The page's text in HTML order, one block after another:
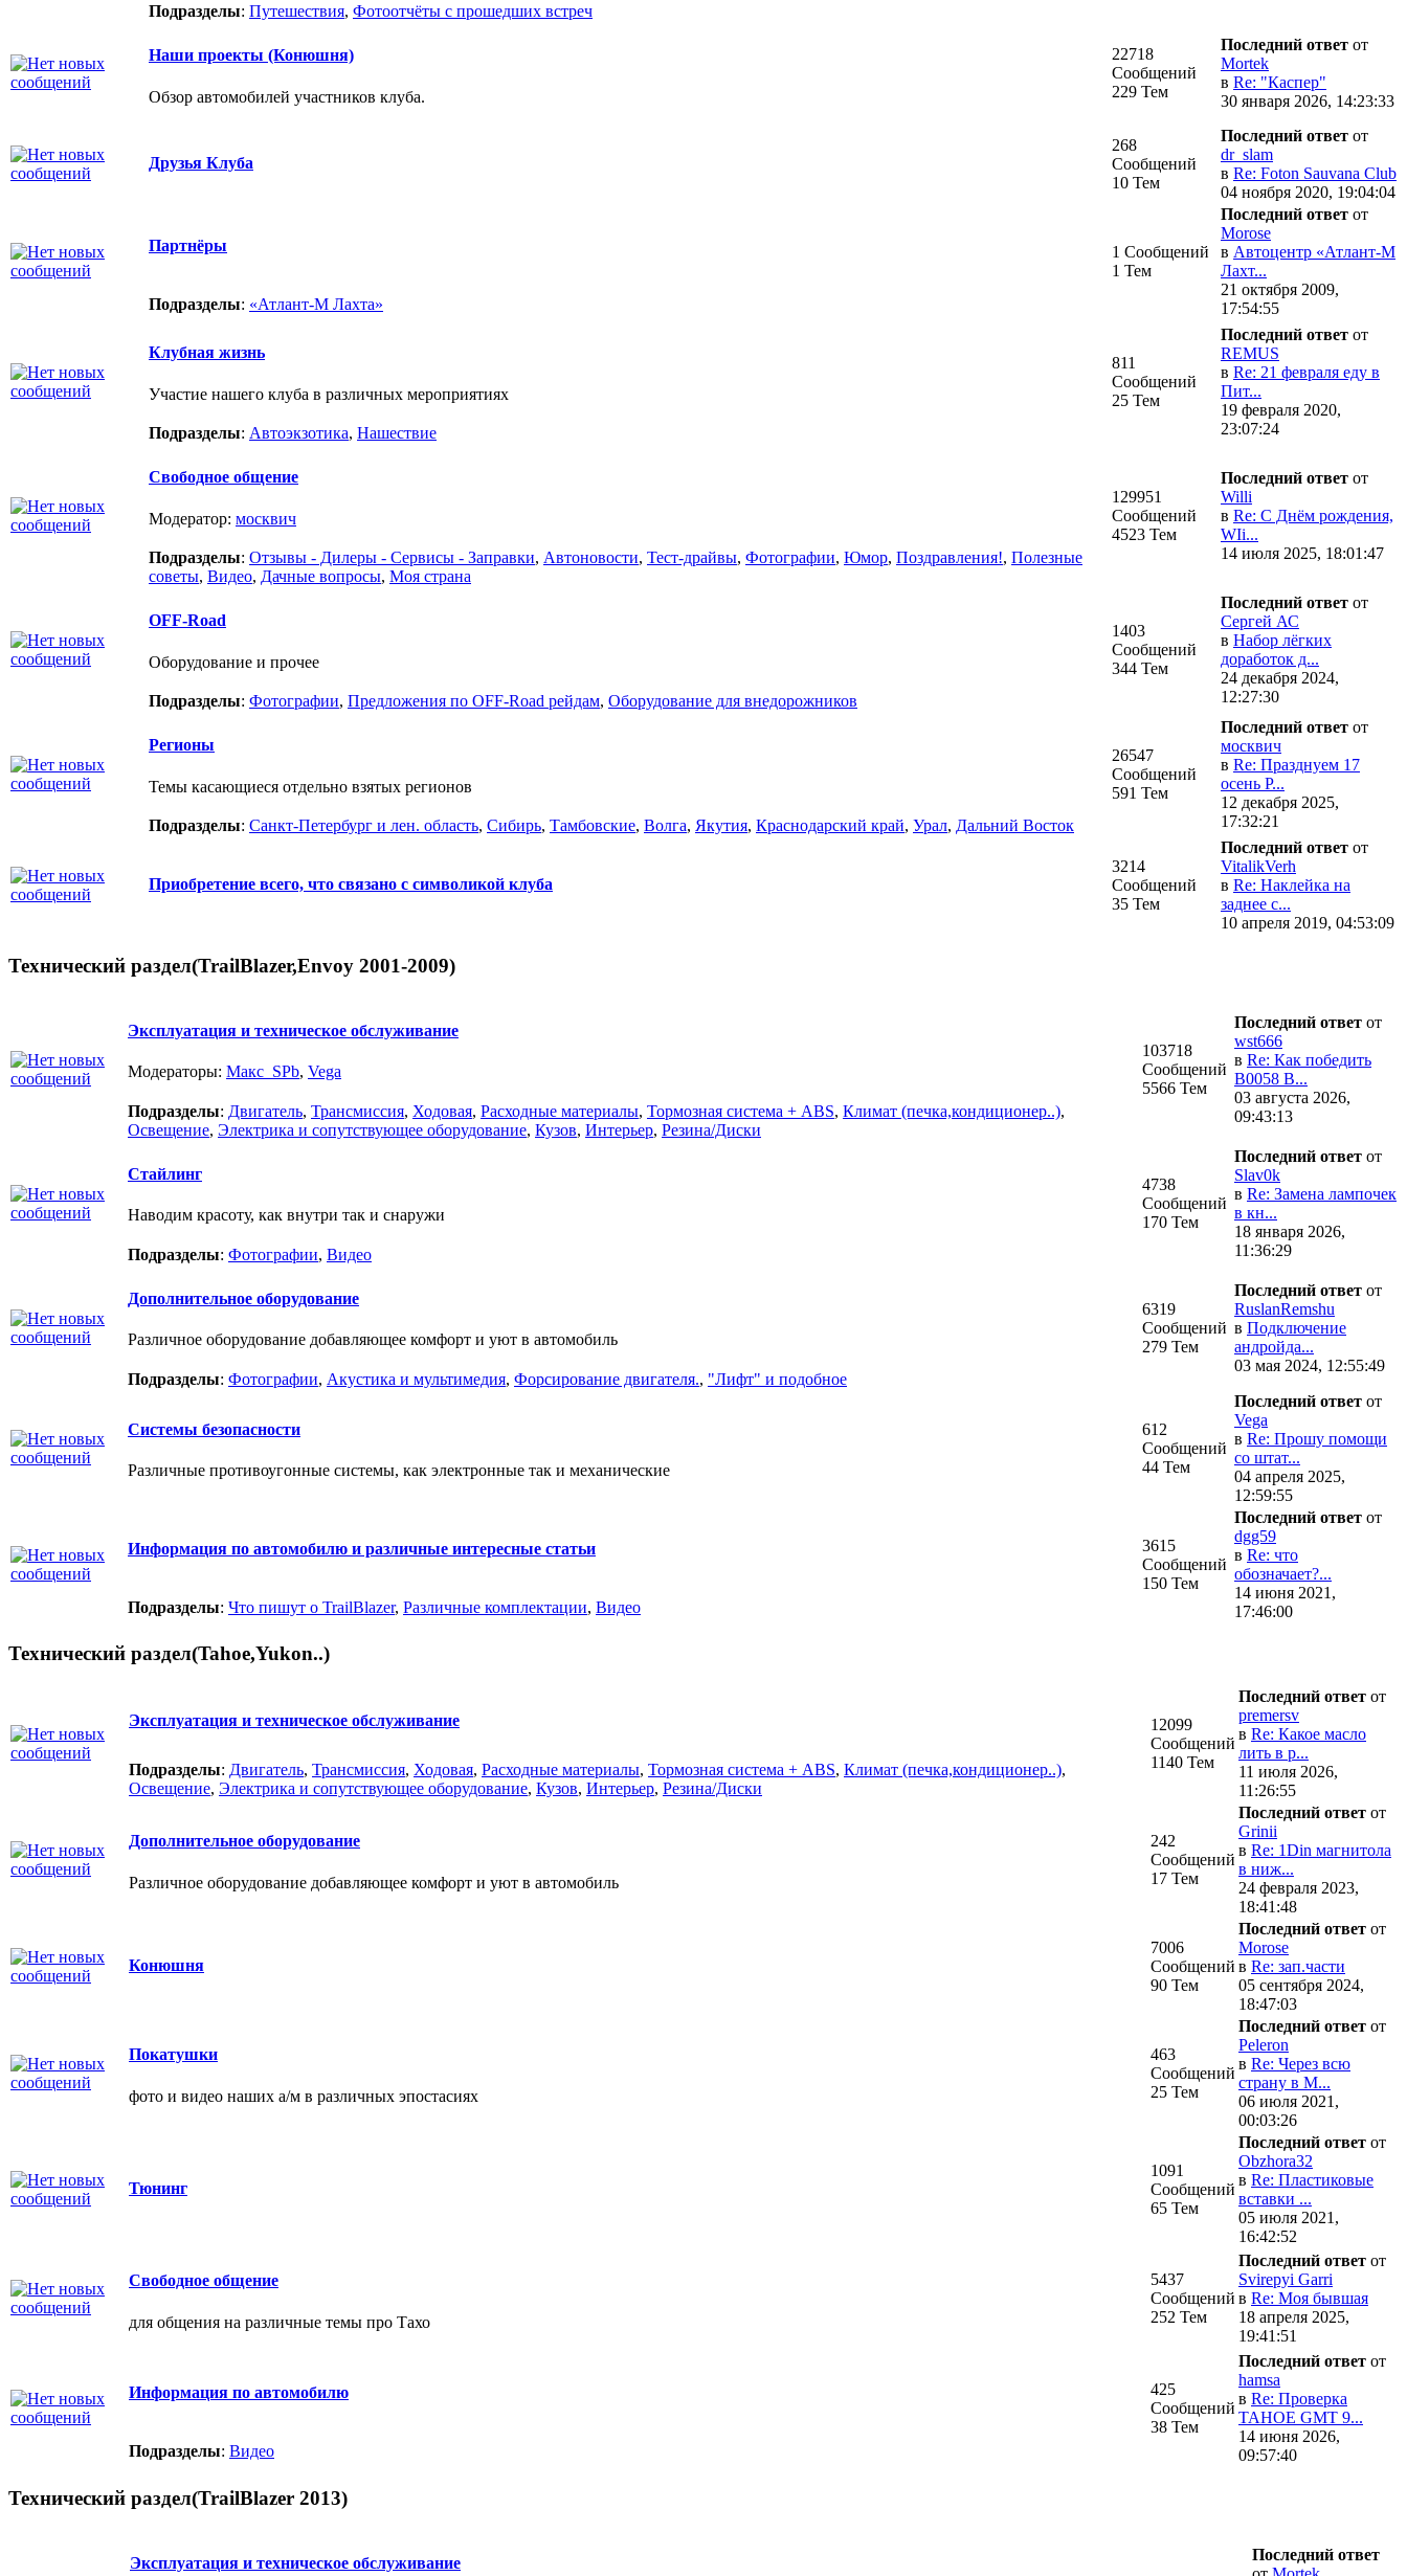
Подразделы: Путешествия, Фотоотчёты с прошедших встреч
Наши проекты (Конюшня)
Обзор автомобилей участников клуба.
22718
Сообщений
229 Тем
Последний ответ от
Mortek
в Re: "Каспер"
30 января 2026, 14:23:33
Друзья Клуба
268
Сообщений
10 Тем
Последний ответ от
dr_slam
в Re: Foton Sauvana Club
04 ноября 2020, 19:04:04
Партнёры
1 Сообщений
1 Тем
Последний ответ от
Morose
в Автоцентр «Атлант-М
Лахт...
21 октября 2009,
17:54:55
Подразделы: «Атлант-М Лахта»
Клубная жизнь
Участие нашего клуба в различных мероприятиях
811
Сообщений
25 Тем
Последний ответ от
REMUS
в Re: 21 февраля еду в
Пит...
19 февраля 2020,
23:07:24
Подразделы: Автоэкзотика, Нашествие
Свободное общение
Модератор: москвич
129951
Сообщений
4523 Тем
Последний ответ от
Willi
в Re: С Днём рождения,
WIi...
14 июля 2025, 18:01:47
Подразделы: Отзывы - Дилеры - Сервисы - Заправки, Автоновости, Тест-драйвы, Фотографии, Юмор, Поздравления!, Полезные
советы, Видео, Дачные вопросы, Моя страна
OFF-Road
Оборудование и прочее
1403
Сообщений
344 Тем
Последний ответ от
Сергей АС
в Набор лёгких
доработок д...
24 декабря 2024,
12:27:30
Подразделы: Фотографии, Предложения по OFF-Road рейдам, Оборудование для внедорожников
Регионы
Темы касающиеся отдельно взятых регионов
26547
Сообщений
591 Тем
Последний ответ от
москвич
в Re: Празднуем 17
осень Р...
12 декабря 2025,
17:32:21
Подразделы: Санкт-Петербург и лен. область, Сибирь, Тамбовские, Волга, Якутия, Краснодарский край, Урал, Дальний Восток
Приобретение всего, что связано с символикой клуба
3214
Сообщений
35 Тем
Последний ответ от
VitalikVerh
в Re: Наклейка на
заднее с...
10 апреля 2019, 04:53:09
Технический раздел(TrailBlazer,Envoy 2001-2009)
Эксплуатация и техническое обслуживание
Модераторы: Макс_SPb, Vega
103718
Сообщений
5566 Тем
Последний ответ от
wst666
в Re: Как победить
В0058 В...
03 августа 2026,
09:43:13
Подразделы: Двигатель, Трансмиссия, Ходовая, Расходные материалы, Тормозная система + ABS, Климат (печка,кондиционер..),
Освещение, Электрика и сопутствующее оборудование, Кузов, Интерьер, Резина/Диски
Стайлинг
Наводим красоту, как внутри так и снаружи
4738
Сообщений
170 Тем
Последний ответ от
Slav0k
в Re: Замена лампочек
в кн...
18 января 2026,
11:36:29
Подразделы: Фотографии, Видео
Дополнительное оборудование
Различное оборудование добавляющее комфорт и уют в автомобиль
6319
Сообщений
279 Тем
Последний ответ от
RuslanRemshu
в Подключение
андройда...
03 мая 2024, 12:55:49
Подразделы: Фотографии, Акустика и мультимедия, Форсирование двигателя., "Лифт" и подобное
Системы безопасности
Различные противоугонные системы, как электронные так и механические
612
Сообщений
44 Тем
Последний ответ от
Vega
в Re: Прошу помощи
со штат...
04 апреля 2025,
12:59:55
Информация по автомобилю и различные интересные статьи
3615
Сообщений
150 Тем
Последний ответ от
dgg59
в Re: что
обозначает?...
14 июня 2021,
17:46:00
Подразделы: Что пишут о TrailBlazer, Различные комплектации, Видео
Технический раздел(Tahoe,Yukon..)
Эксплуатация и техническое обслуживание
12099
Сообщений
1140 Тем
Последний ответ от
premersv
в Re: Какое масло
лить в р...
11 июля 2026,
11:26:55
Подразделы: Двигатель, Трансмиссия, Ходовая, Расходные материалы, Тормозная система + ABS, Климат (печка,кондиционер..),
Освещение, Электрика и сопутствующее оборудование, Кузов, Интерьер, Резина/Диски
Дополнительное оборудование
Различное оборудование добавляющее комфорт и уют в автомобиль
242
Сообщений
17 Тем
Последний ответ от
Grinii
в Re: 1Din магнитола
в ниж...
24 февраля 2023,
18:41:48
Конюшня
7006
Сообщений
90 Тем
Последний ответ от
Morose
в Re: зап.части
05 сентября 2024,
18:47:03
Покатушки
фото и видео наших а/м в различных эпостасиях
463
Сообщений
25 Тем
Последний ответ от
Peleron
в Re: Через всю
страну в М...
06 июля 2021,
00:03:26
Тюнинг
1091
Сообщений
65 Тем
Последний ответ от
Obzhora32
в Re: Пластиковые
вставки ...
05 июля 2021,
16:42:52
Свободное общение
для общения на различные темы про Тахо
5437
Сообщений
252 Тем
Последний ответ от
Svirepyi Garri
в Re: Моя бывшая
18 апреля 2025,
19:41:51
Информация по автомобилю
425
Сообщений
38 Тем
Последний ответ от
hamsa
в Re: Проверка
ТАHOE GMT 9...
14 июня 2026,
09:57:40
Подразделы: Видео
Технический раздел(TrailBlazer 2013)
Эксплуатация и техническое обслуживание
Последний ответ